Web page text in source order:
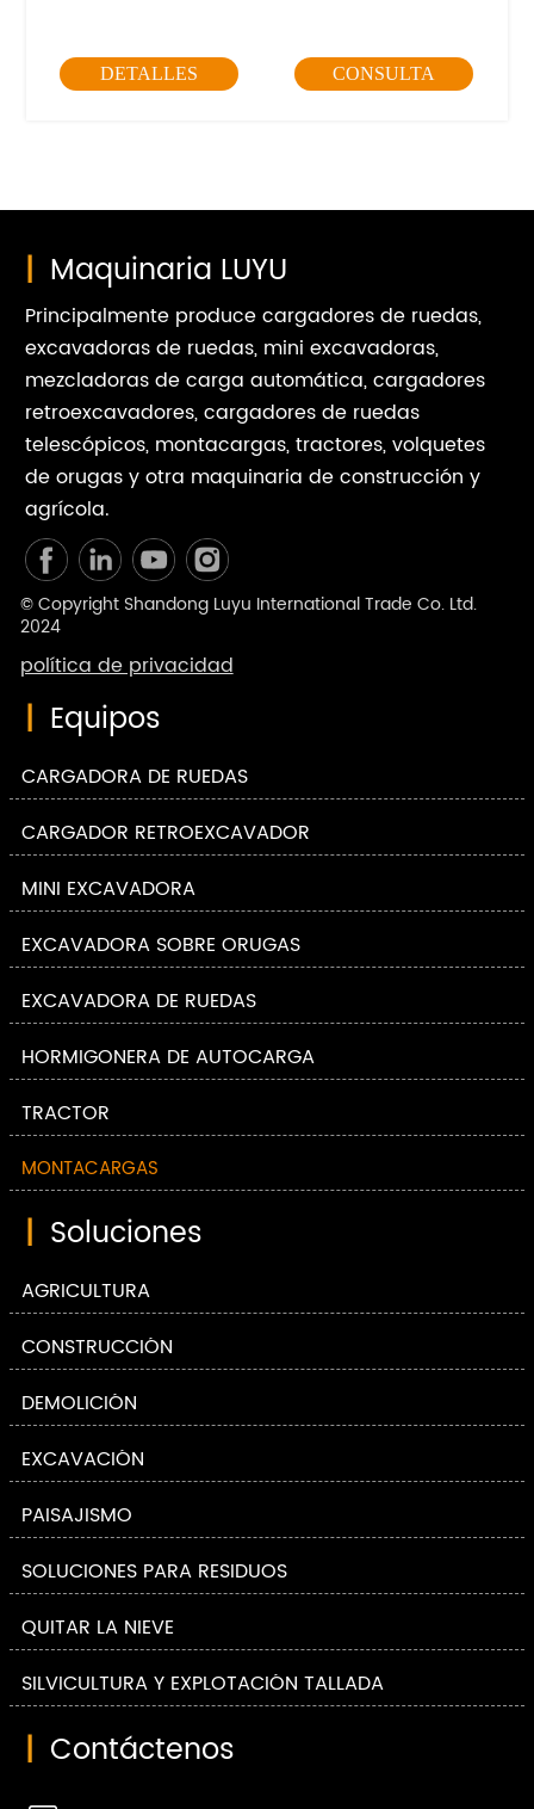
DETALLES CONSULTA
| Maquinaria LUYU
Principalmente produce cargadores de ruedas,
excavadoras de ruedas, mini excavadoras,
mezcladoras de carga automática, cargadores
retroexcavadores, cargadores de ruedas
telescópicos, montacargas, tractores, volquetes
de orugas y otra maquinaria de construcción y
agrícola.
© Copyright Shandong Luyu International Trade Co. Ltd.
2024
política de privacidad
| Equipos
CARGADORA DE RUEDAS
CARGADOR RETROEXCAVADOR
MINI EXCAVADORA
EXCAVADORA SOBRE ORUGAS
EXCAVADORA DE RUEDAS
HORMIGONERA DE AUTOCARGA
TRACTOR
MONTACARGAS
| Soluciones
AGRICULTURA
CONSTRUCCIÓN
DEMOLICIÓN
EXCAVACIÓN
PAISAJISMO
SOLUCIONES PARA RESIDUOS
QUITAR LA NIEVE
SILVICULTURA Y EXPLOTACIÓN TALLADA
| Contáctenos